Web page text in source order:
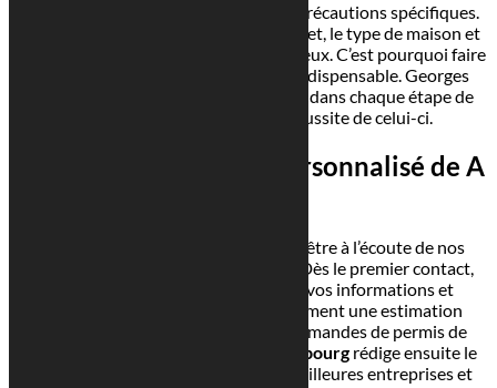
Construire ou rénover nécessite des précautions spécifiques.
le budget, le type de maison et
ses dimensions, les enjeux sont nombreux. C’est pourquoi faire
appel à un architecte spécialisé est indispensable. Georges
Reuter Architectes vous accompagne dans chaque étape de
votre projet, assurant ainsi la réussite de celui-ci.
Un accompagnement personnalisé de A
Nous mettons un point d’honneur à être à l’écoute de nos
. Dès le premier contact,
nous réalisons des plans basés sur vos informations et
documents. Nous fournissons également une estimation
précise des coûts et préparons les demandes de permis de
architecte à Luxembourgrédige ensuite le
cahier des charges, sélectionne les meilleures entreprises et